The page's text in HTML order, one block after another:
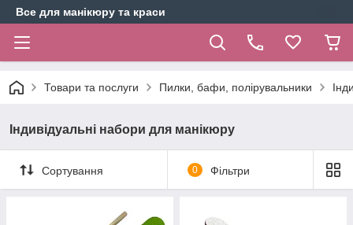
Все для манікюру та краси
Товари та послуги Пилки, бафи, полірувальники
Індивідуальні набори для манікюру
Сортування 0 Фільтри